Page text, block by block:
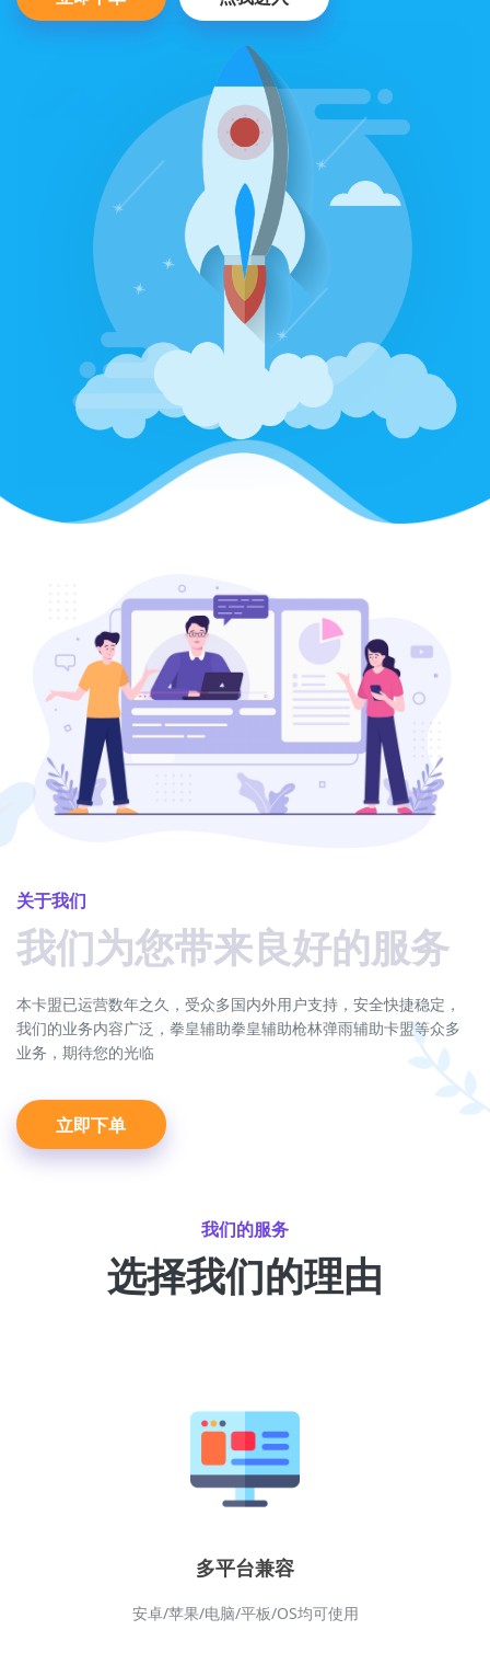
关于我们
我们为您带来良好的服务
本卡盟已运营数年之久，受众多国内外用户支持，安全快捷稳定，
我们的业务内容广泛，拳皇辅助拳皇辅助枪林弹雨辅助卡盟等众多
业务，期待您的光临
立即下单
我们的服务
选择我们的理由
多平台兼容
安卓/苹果/电脑/平板/OS均可使用